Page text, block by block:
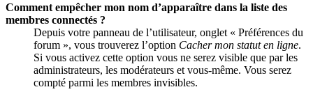
Comment empêcher mon nom d’apparaître dans la liste des
membres connectés ?
Depuis votre panneau de l’utilisateur, onglet « Préférences du
forum », vous trouverez l’option Cacher mon statut en ligne.
Si vous activez cette option vous ne serez visible que par les
administrateurs, les modérateurs et vous-même. Vous serez
compté parmi les membres invisibles.